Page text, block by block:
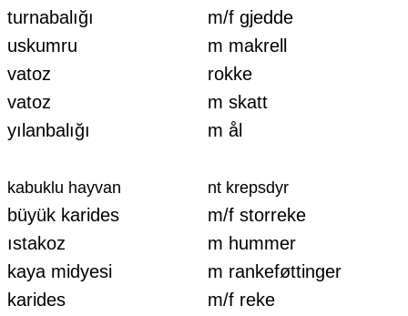
turnabalığı
m/f gjedde
uskumru
m makrell
vatoz
rokke
vatoz
m skatt
yılanbalığı
m ål
kabuklu hayvan nt krepsdyr
büyük karides
m/f storreke
ıstakoz
m hummer
kaya midyesi
m rankeføttinger
karides
m/f reke